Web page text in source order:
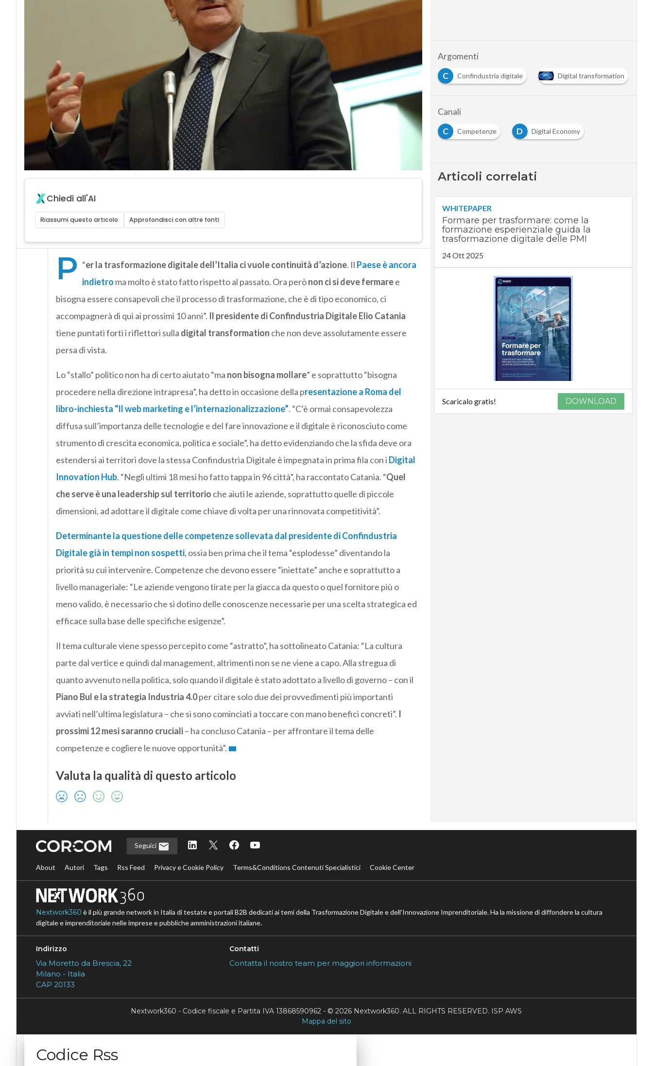
Chiedi all'AI
Riassumi questo articolo Approfondisci con altre fonti
“
P er la trasformazione digitale dell’Italia ci vuole continuità d’azione. Il Paese è ancora
indietro ma molto è stato fatto rispetto al passato. Ora perònon ci si deve fermaree
bisogna essere consapevoli che il processo di trasformazione, che è di tipo economico, ci
accompagnerà di qui ai prossimi 10 anni”. Il presidente di Confindustria Digitale Elio Catania
tiene puntati forti i riflettori sulla digital transformation che non deve assolutamente essere
persa di vista.
Lo “stallo” politico non ha di certo aiutato “ma non bisogna mollare” e soprattutto “bisogna
procedere nella direzione intrapresa”, ha detto in occasione della presentazione a Roma del
libro-inchiesta “Il web marketing e l’internazionalizzazione”. “C’è ormai consapevolezza
diffusa sull’importanza delle tecnologie e del fare innovazione e il digitale è riconosciuto come
strumento di crescita economica, politica e sociale”, ha detto evidenziando che la sfida deve ora
estendersi ai territori dove la stessa Confindustria Digitale è impegnata in prima fila con i Digital
Innovation Hub. “Negli ultimi 18 mesi ho fatto tappa in 96 città”, ha raccontato Catania. “Quel
che serve è una leadership sul territorio che aiuti le aziende, soprattutto quelle di piccole
dimensioni, ad adottare il digitale come chiave di volta per una rinnovata competitività”.
Determinante la questione delle competenzesollevata dal presidente di Confindustria
Digitale già in tempi non sospetti, ossia ben prima che il tema “esplodesse” diventando la
priorità su cui intervenire. Competenze che devono essere “iniettate” anche e soprattutto a
livello manageriale: “Le aziende vengono tirate per la giacca da questo o quel fornitore più o
meno valido, è necessario che si dotino delle conoscenze necessarie per una scelta strategica ed
efficace sulla base delle specifiche esigenze”.
Il tema culturale viene spesso percepito come “astratto”, ha sottolineato Catania: “La cultura
parte dal vertice e quindi dal management, altrimenti non se ne viene a capo. Alla stregua di
quanto avvenuto nella politica, solo quando il digitale è stato adottato a livello di governo – con il
Piano Bul e la strategia Industria 4.0per citare solo due dei provvedimenti più importanti
avviati nell’ultima legislatura – che si sono cominciati a toccare con mano benefici concreti”. I
prossimi 12 mesi saranno cruciali– ha concluso Catania – per affrontare il tema delle
competenze e cogliere le nuove opportunità”.
Valuta la qualità di questo articolo
Argomenti
competenze digitali C Confindustria digitale Digital transformation
Canali
C
Competenze D Digital Economy
Articoli correlati
WHITEPAPER
Formare per trasformare: come la
formazione esperienziale guida la
trasformazione digitale delle PMI
24 Ott 2025
Scaricalo gratis! DOWNLOAD
Seguici
About Autori Tags Rss Feed Privacy e Cookie Policy Terms&Conditions Contenuti Specialistici Cookie Center
Nextwork360 è il più grande network in Italia di testate e portali B2B dedicati ai temi della Trasformazione Digitale e dell’Innovazione Imprenditoriale. Ha la missione di diffondere la cultura
digitale e imprenditoriale nelle imprese e pubbliche amministrazioni italiane.
Indirizzo
Via Moretto da Brescia, 22
Milano - Italia
CAP 20133
Contatti
Contatta il nostro team per maggiori informazioni
Nextwork360 - Codice fiscale e Partita IVA 13868590962 - © 2026 Nextwork360. ALL RIGHTS RESERVED. ISP AWS
Mappa del sito
Codice Rss